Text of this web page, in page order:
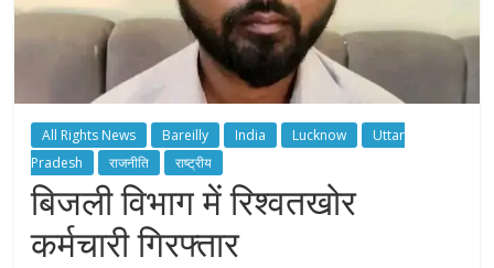
All Rights News Bareilly India Lucknow
Uttar
Pradesh
राजनीति राष्ट्रीय
बिजली विभाग में रिश्वतखोर
कर्मचारी गिरफ्तार